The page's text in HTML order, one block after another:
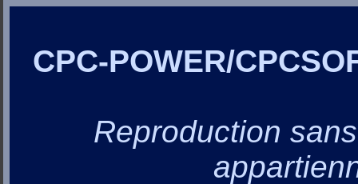
CPC-POWER/
Reproduction